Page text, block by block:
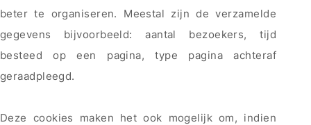
beter te organiseren. Meestal zijn de verzamelde
gegevens bijvoorbeeld: aantal bezoekers, tijd
besteed op een pagina, type pagina achteraf
geraadpleegd.
Deze cookies maken het ook mogelijk om, indien